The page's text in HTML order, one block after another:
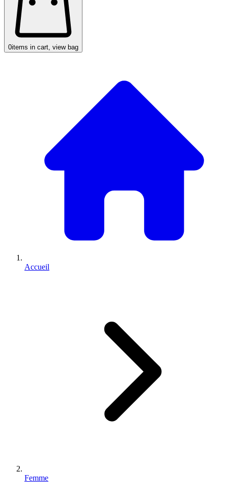
0items in cart, view bag
Accueil
Femme